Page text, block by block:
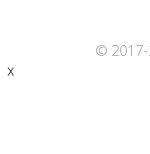
© 2017-
x